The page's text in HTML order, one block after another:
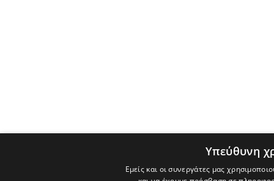
Υπεύθυνη
Εμείς και οι συνεργάτες μας